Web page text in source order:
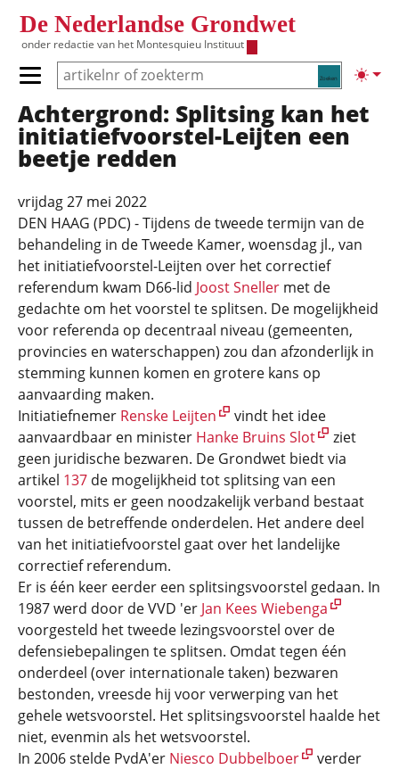
De Nederlandse Grondwet
onder redactie van het Montesquieu Instituut
Zoeken
Primair menu tonen/verbergen
Hoofdnavigatie
Achtergrond: Splitsing kan het
initiatief­voorstel-Leijten een
beetje redden
vrijdag 27 mei 2022
DEN HAAG (PDC) - Tijdens de tweede termijn van de
behandeling in de Tweede Kamer, woensdag jl., van
het initiatiefvoorstel-Leijten over het correctief
referendum kwam D66-lid Joost Sneller met de
gedachte om het voorstel te splitsen. De mogelijkheid
voor referenda op decentraal niveau (gemeenten,
provincies en waterschappen) zou dan afzonderlijk in
stemming kunnen komen en grotere kans op
aanvaarding maken.
Initiatiefnemer Renske Leijten
vindt het idee
aanvaardbaar en minister Hanke Bruins Slot
ziet
geen juridische bezwaren. De Grondwet biedt via
artikel 137 de mogelijkheid tot splitsing van een
voorstel, mits er geen noodzakelijk verband bestaat
tussen de betreffende onderdelen. Het andere deel
van het initiatiefvoorstel gaat over het landelijke
correctief referendum.
Er is één keer eerder een splitsingsvoorstel gedaan. In
1987 werd door de VVD 'er Jan Kees Wiebenga
voorgesteld het tweede lezingsvoorstel over de
defensiebepalingen te splitsen. Omdat tegen één
onderdeel (over internationale taken) bezwaren
bestonden, vreesde hij voor verwerping van het
gehele wetsvoorstel. Het splitsingsvoorstel haalde het
niet, evenmin als het wetsvoorstel.
In 2006 stelde PvdA'er Niesco Dubbelboer
verder